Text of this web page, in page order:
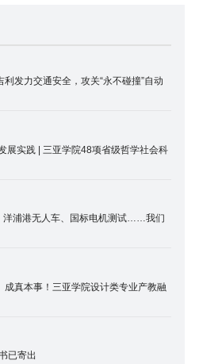
发力交通安全，攻关“永不碰撞”自动
展实践 | 三亚学院48项省级哲学社会科
洋浦港无人车、国标电机测试……我们
真本事！三亚学院设计类专业产教融
已寄出